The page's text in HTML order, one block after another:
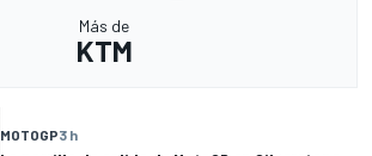
Más de
KTM
MOTOGP3 h